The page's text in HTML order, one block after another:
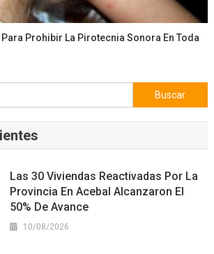
Prohibir La Pirotecnia Sonora En Toda
Buscar:
Las 30 Viviendas Reactivadas Por La
Provincia En Acebal Alcanzaron El
50% De Avance
10/08/2026